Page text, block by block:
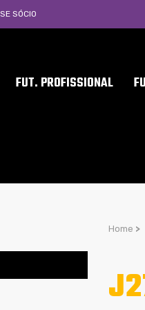
SÓCIO
FUT. PROFISSIONAL
Home >